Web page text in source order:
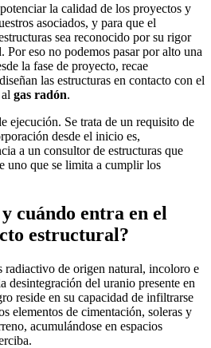
la calidad de los proyectos y
asociados, y para que el
sea reconocido por su rigor
Por eso no podemos pasar por alto una
la fase de proyecto, recae
las estructuras en contacto con el
gas radón.
ejecución. Se trata de un requisito de
desde el inicio es,
a un consultor de estructuras que
uno que se limita a cumplir los
cuándo entra en el
estructural?
radiactivo de origen natural, incoloro e
desintegración del uranio presente en
reside en su capacidad de infiltrarse
elementos de cimentación, soleras y
acumulándose en espacios